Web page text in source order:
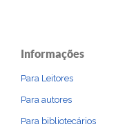
Informações
Para Leitores
Para autores
Para bibliotecários